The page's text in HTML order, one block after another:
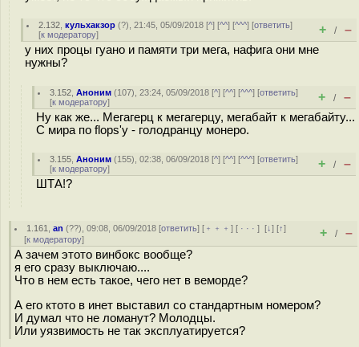
2.132 ,кульхакзор (?), 21:45, 05/09/2018 [^] [^^] [^^^] [ответить]
[к модератору] + / –
у них процы гуано и памяти три мега, нафига они мне
нужны?
3.152 ,Аноним (107), 23:24, 05/09/2018 [^] [^^] [^^^] [ответить]
[к модератору] + / –
Ну как же... Мегагерц к мегагерцу, мегабайт к мегабайту...
С мира по flops'у - голодранцу монеро.
3.155 ,Аноним (155), 02:38, 06/09/2018 [^] [^^] [^^^] [ответить]
[к модератору] + / –
ШТА!?
1.161 ,an (??), 09:08, 06/09/2018 [ответить] [ ﹢﹢﹢] [ · · ·][↓] [↑]
[к модератору] + / –
А зачем этото винбокс вообще?
я его сразу выключаю....
Что в нем есть такое, чего нет в веморде?
А его ктото в инет выставил со стандартным номером?
И думал что не ломанут? Молодцы.
Или уязвимость не так эксплуатируется?